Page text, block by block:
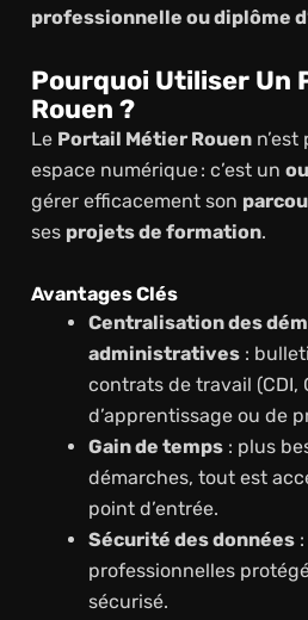
professionnelle ou diplôme
Pourquoi Utiliser Un
Rouen ?
Le Portail Métier Rouenn’est
espace numérique : c’est un
gérer efficacement son
ses projets de formation.
Avantages Clés
Centralisation des
administratives:
contrats de travail (CDI,
d’apprentissage ou de
Gain de temps: plus
démarches, tout est
point d’entrée.
Sécurité des données:
professionnelles
sécurisé.